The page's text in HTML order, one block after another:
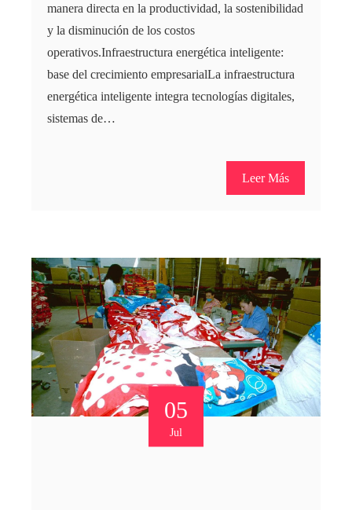
manera directa en la productividad, la sostenibilidad
y la disminución de los costos
operativos.Infraestructura energética inteligente:
base del crecimiento empresarialLa infraestructura
energética inteligente integra tecnologías digitales,
sistemas de…
Leer Más
05
Jul